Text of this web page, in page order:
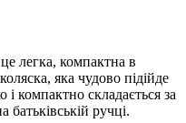
легка, компактна в
яка чудово підійде
компактно складається за
ручці.